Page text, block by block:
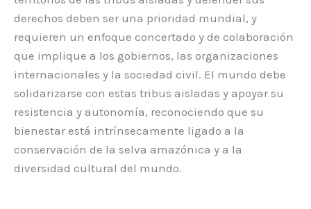
derechos deben ser una prioridad mundial, y
requieren un enfoque concertado y de colaboración
que implique a los gobiernos, las organizaciones
internacionales y la sociedad civil. El mundo debe
solidarizarse con estas tribus aisladas y apoyar su
resistencia y autonomía, reconociendo que su
bienestar está intrínsecamente ligado a la
conservación de la selva amazónica y a la
diversidad cultural del mundo.